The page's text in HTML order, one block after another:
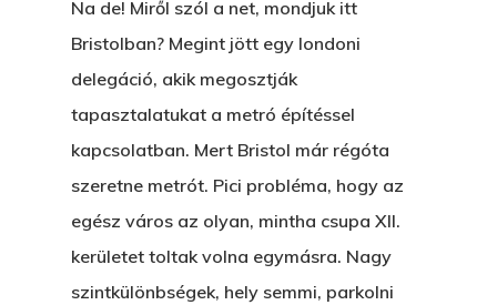
Na de! Miről szól a net, mondjuk itt
Bristolban? Megint jött egy londoni
delegáció, akik megosztják
tapasztalatukat a metró építéssel
kapcsolatban. Mert Bristol már régóta
szeretne metrót. Pici probléma, hogy az
egész város az olyan, mintha csupa XII.
kerületet toltak volna egymásra. Nagy
szintkülönbségek, hely semmi, parkolni